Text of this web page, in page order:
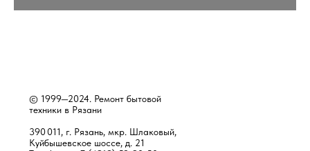
© 1999—2024. Ремонт бытовой
техники в Рязани
390 011, г. Рязань, мкр. Шлаковый,
Куйбышевское шоссе, д. 21